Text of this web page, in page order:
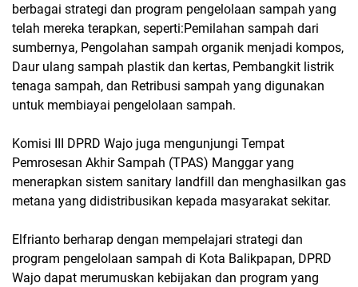
berbagai strategi dan program pengelolaan sampah yang
telah mereka terapkan, seperti:Pemilahan sampah dari
sumbernya, Pengolahan sampah organik menjadi kompos,
Daur ulang sampah plastik dan kertas, Pembangkit listrik
tenaga sampah, dan Retribusi sampah yang digunakan
untuk membiayai pengelolaan sampah.
Komisi III DPRD Wajo juga mengunjungi Tempat
Pemrosesan Akhir Sampah (TPAS) Manggar yang
menerapkan sistem sanitary landfill dan menghasilkan gas
metana yang didistribusikan kepada masyarakat sekitar.
Elfrianto berharap dengan mempelajari strategi dan
program pengelolaan sampah di Kota Balikpapan, DPRD
Wajo dapat merumuskan kebijakan dan program yang